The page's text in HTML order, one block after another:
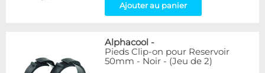
Ajouter au panier
Alphacool -
Pieds Clip-on pour Reservoir
50mm - Noir - (Jeu de 2)